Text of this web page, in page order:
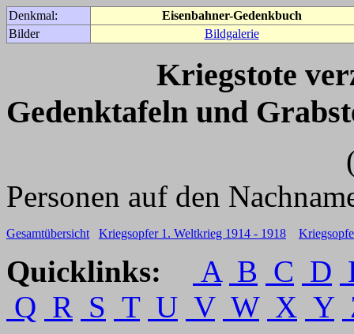
Denkmal:
Eisenbahner-Gedenkbuch
Bilder
Bildgalerie
Kriegstote
Gedenktafeln und
(Für weitere
Personen auf den
Gesamtübersicht Kriegsopfer 1. Weltkrieg 1914 - 1918
Quicklinks: A B C D
Q R S T U V W X Y